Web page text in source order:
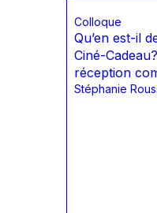
Colloque
Quʼen est-il
Ciné-
réception
Stéphanie